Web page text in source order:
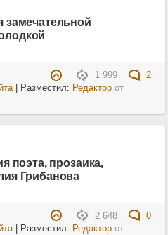
замечательной
1 999
2
| Разместил: Редакторот
поэта, прозаика,
Грибанова
2 648
0
| Разместил: Редакторот